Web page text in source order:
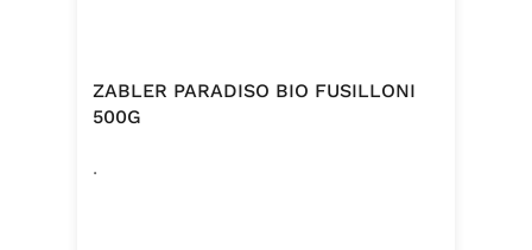
ZABLER PARADISO BIO FUSILLONI
500G
.